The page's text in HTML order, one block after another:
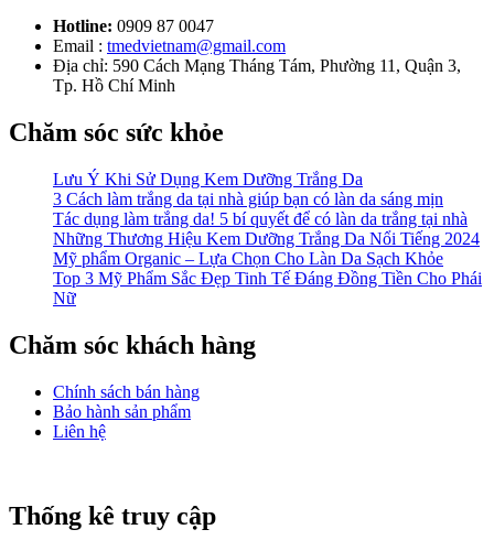
Hotline: 0909 87 0047
Email : tmedvietnam@gmail.com
Địa chỉ: 590 Cách Mạng Tháng Tám, Phường 11, Quận 3,
Tp. Hồ Chí Minh
Chăm sóc sức khỏe
Lưu Ý Khi Sử Dụng Kem Dưỡng Trắng Da
3 Cách làm trắng da tại nhà giúp bạn có làn da sáng mịn
Tác dụng làm trắng da! 5 bí quyết để có làn da trắng tại nhà
Những Thương Hiệu Kem Dưỡng Trắng Da Nổi Tiếng 2024
Mỹ phẩm Organic – Lựa Chọn Cho Làn Da Sạch Khỏe
Top 3 Mỹ Phẩm Sắc Đẹp Tinh Tế Đáng Đồng Tiền Cho Phái
Nữ
Chăm sóc khách hàng
Chính sách bán hàng
Bảo hành sản phẩm
Liên hệ
Thống kê truy cập